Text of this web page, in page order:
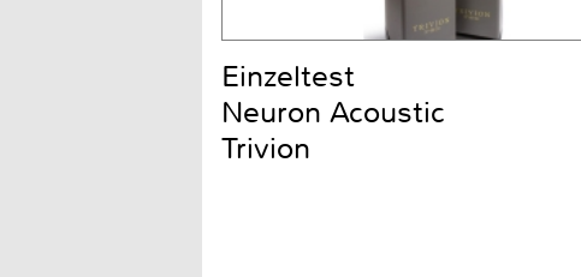
Einzeltest
Neuron Acoustic
Trivion